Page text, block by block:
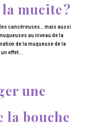
mucite ?
cancéreuses… mais aussi
au niveau de la
de la muqueuse de la
effet...
une
la bouche